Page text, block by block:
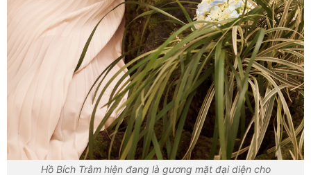
Hồ Bích Trâm hiện đang là gương mặt đại diện cho